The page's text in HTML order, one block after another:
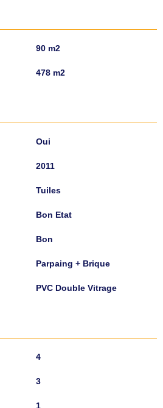
90 m2
478 m2
Oui
2011
Tuiles
Bon Etat
Bon
Parpaing + Brique
PVC Double Vitrage
4
3
1